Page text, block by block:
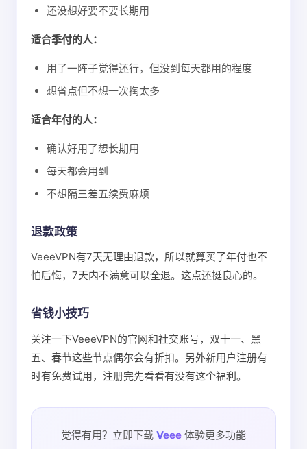
还没想好要不要长期用
适合季付的人：
用了一阵子觉得还行，但没到每天都用的程度
想省点但不想一次掏太多
适合年付的人：
确认好用了想长期用
每天都会用到
不想隔三差五续费麻烦
退款政策
VeeeVPN有7天无理由退款，所以就算买了年付也不
怕后悔，7天内不满意可以全退。这点还挺良心的。
省钱小技巧
关注一下VeeeVPN的官网和社交账号，双十一、黑
五、春节这些节点偶尔会有折扣。另外新用户注册有
时有免费试用，注册完先看看有没有这个福利。
觉得有用？立即下载 Veee 体验更多功能